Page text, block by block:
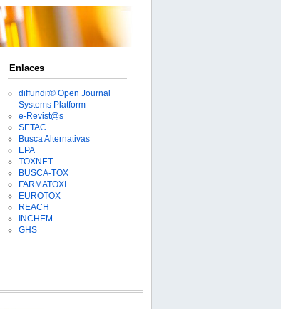
Enlaces
diffundit® Open Journal
Systems Platform
e-Revist@s
SETAC
Busca Alternativas
EPA
TOXNET
BUSCA-TOX
FARMATOXI
EUROTOX
REACH
INCHEM
GHS